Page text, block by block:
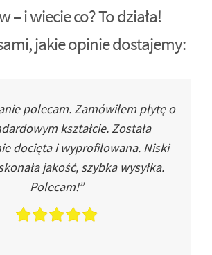
– i wiecie co? To działa!
jakie opinie dostajemy:
polecam. Zamówiłem płytę o
kształcie. Została
docięta i wyprofilowana. Niski
jakość, szybka wysyłka.
Polecam!”